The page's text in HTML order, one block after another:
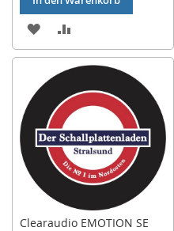
ZUR
WUNSCHLISTE
HINZUFÜGEN
VERGLEICHSLISTE
HINZUFÜGEN
Clearaudio EMOTION SE